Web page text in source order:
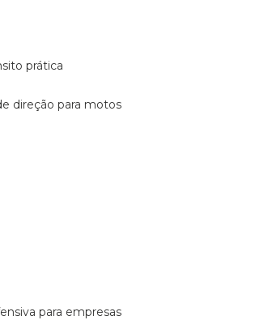
prática
direção para motos
para empresas